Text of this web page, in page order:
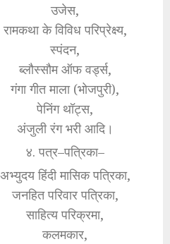
उजेस,
रामकथा के विविध परिप्रेक्ष्य,
स्पंदन,
ब्लौस्सौम ऑफ वर्ड्स,
गंगा गीत माला (भोजपुरी),
पेनिंग थॉट्स,
अंजुली रंग भरी आदि।
४. पत्र–पत्रिका–
अभ्युदय हिंदी मासिक पत्रिका,
जनहित परिवार पत्रिका,
साहित्य परिक्रमा,
कलमकार,